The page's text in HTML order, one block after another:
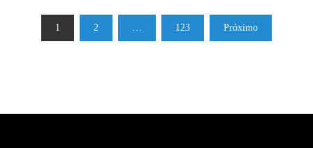
Paginación
1 2 123 Próximo